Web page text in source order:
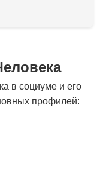
в социуме и его
профилей: